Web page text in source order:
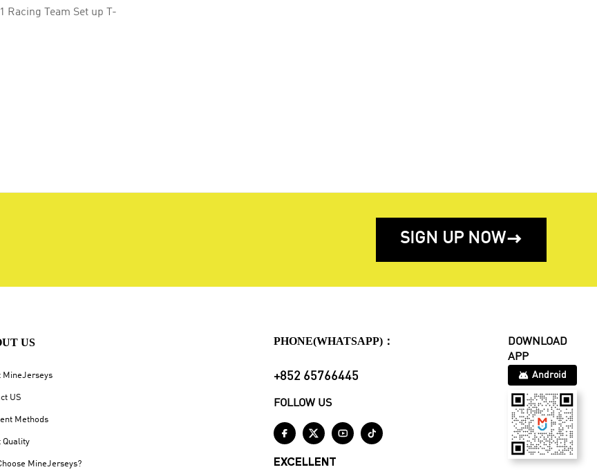
Racing Team Set up T-
SIGN UP NOW
US
MineJerseys
US
Methods
Quality
MineJerseys?
PHONE(WHATSAPP)：
+852 65766445
FOLLOW US
   
EXCELLENT
DOWNLOAD
APP
Android